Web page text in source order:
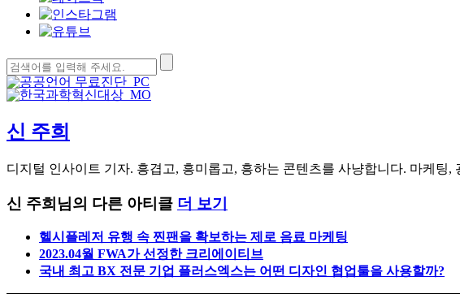
검
색:
신 주희
디지털 인사이트 기자. 흥겹고, 흥미롭고, 흥하는 콘텐츠를 사냥합니다. 마케
신 주희님의 다른 아티클 더 보기
헬시플레저 유행 속 찐팬을 확보하는 제로 음료 마케팅
2023.04월 FWA가 선정한 크리에이티브
국내 최고 BX 전문 기업 플러스엑스는 어떤 디자인 협업툴을 사용할까?